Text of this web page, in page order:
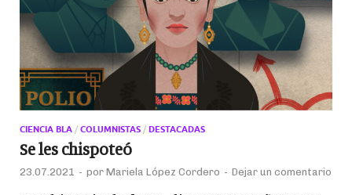
CIENCIA BLA / COLUMNISTAS / DESTACADAS
Se les chispoteó
23.07.2021 - por Mariela López Cordero - Dejar un comentario